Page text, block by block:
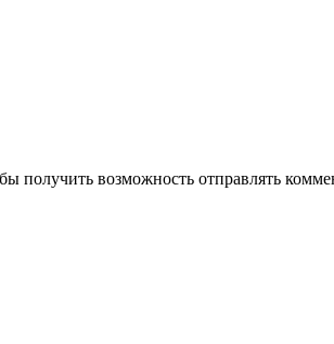
получить возможность отправлять